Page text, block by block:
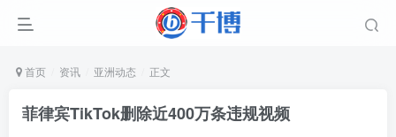
首页 资讯 亚洲动态 正文
菲律宾TikTok删除近400万条违规视频